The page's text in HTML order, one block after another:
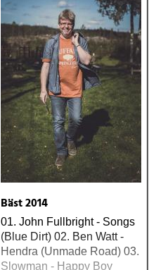
Bäst 2014
01. John Fullbright - Songs
(Blue Dirt) 02. Ben Watt -
Hendra (Unmade Road) 03.
Slowman - Happy Boy